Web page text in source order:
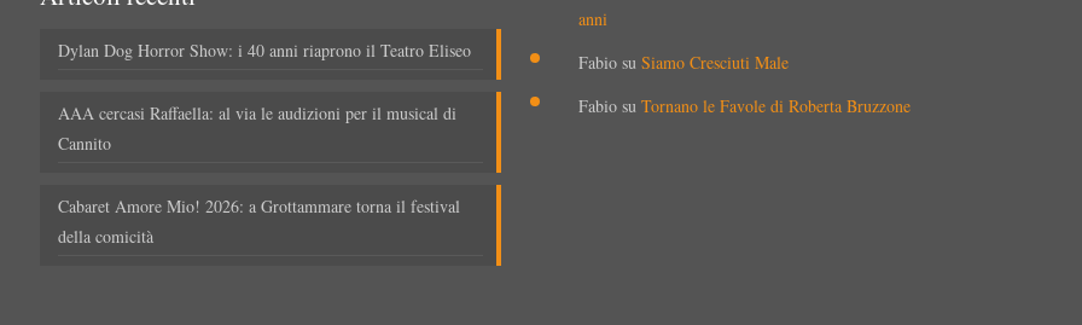
Dylan Dog Horror Show: i 40 anni riaprono il Teatro Eliseo
AAA cercasi Raffaella: al via le audizioni per il musical di
Cannito
Cabaret Amore Mio! 2026: a Grottammare torna il festival
della comicità
anni
Fabio suSiamo Cresciuti Male
Fabio suTornano le Favole di Roberta Bruzzone